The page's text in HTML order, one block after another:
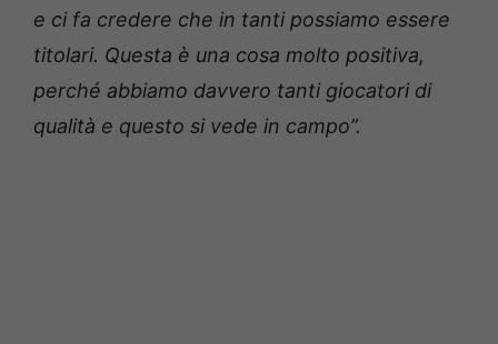
e ci fa credere che in tanti possiamo essere
titolari. Questa è una cosa molto positiva,
perché abbiamo davvero tanti giocatori di
qualità e questo si vede in campo”.